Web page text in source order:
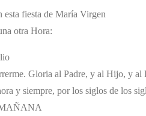
esta fiesta de María Virgen
otra Hora:
Gloria al Padre, y al Hijo, y al
y siempre, por los siglos de los